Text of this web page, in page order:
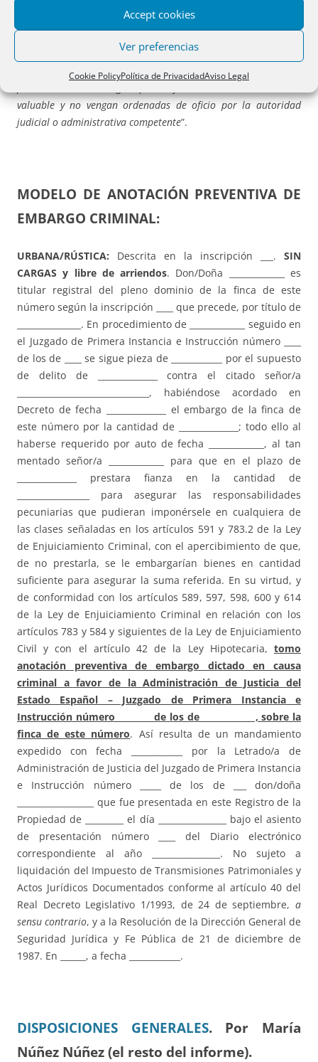
Accept cookies
Ver preferencias
Cookie PolicyPolítica de PrivacidadAviso Legal
aprueba el Texto Refundido de la Ley del Impuesto de
cuando dispone que “están sujetas (…). 2 Las
anotaciones preventivas que se practiquen en los Registros
valuable y no vengan ordenadas de oficio por la autoridad
judicial o administrativa competente”.
MODELO DE ANOTACIÓN PREVENTIVA DE
EMBARGO CRIMINAL:
URBANA/RÚSTICA: Descrita en la inscripción ___. SIN
CARGAS y libre de arriendos. Don/Doña _____________ es
titular registral del pleno dominio de la finca de este
número según la inscripción ____ que precede, por título de
_______________. En procedimiento de _____________ seguido en
el Juzgado de Primera Instancia e Instrucción número ____
de los de ____ se sigue pieza de ____________ por el supuesto
de delito de ______________ contra el citado señor/a
_______________________________, habiéndose acordado en
Decreto de fecha ______________ el embargo de la finca de
este número por la cantidad de ______________; todo ello al
haberse requerido por auto de fecha _____________, al tan
mentado señor/a _____________ para que en el plazo de
______________ prestara fianza en la cantidad de
_________________ para asegurar las responsabilidades
pecuniarias que pudieran imponérsele en cualquiera de
las clases señaladas en los artículos 591 y 783.2 de la Ley
de Enjuiciamiento Criminal, con el apercibimiento de que,
de no prestarla, se le embargarían bienes en cantidad
suficiente para asegurar la suma referida. En su virtud, y
de conformidad con los artículos 589, 597, 598, 600 y 614
de la Ley de Enjuiciamiento Criminal en relación con los
artículos 783 y 584 y siguientes de la Ley de Enjuiciamiento
Civil y con el artículo 42 de la Ley Hipotecaria, tomo
anotación preventiva de embargo dictado en causa
criminal a favor de la Administración de Justicia del
Estado Español – Juzgado de Primera Instancia e
Instrucción número de los de , sobre la
finca de este número. Así resulta de un mandamiento
expedido con fecha ____________ por la Letrado/a de
Administración de Justicia del Juzgado de Primera Instancia
e Instrucción número _____ de los de ___ don/doña
__________________ que fue presentada en este Registro de la
Propiedad de _________ el día ________________ bajo el asiento
de presentación número ____ del Diario electrónico
correspondiente al año ________________. No sujeto a
liquidación del Impuesto de Transmisiones Patrimoniales y
Actos Jurídicos Documentados conforme al artículo 40 del
Real Decreto Legislativo 1/1993, de 24 de septiembre, a
sensu contrario, y a la Resolución de la Dirección General de
Seguridad Jurídica y Fe Pública de 21 de diciembre de
1987. En ______, a fecha ____________.
DISPOSICIONES GENERALES. Por María
Núñez Núñez (el resto del informe).